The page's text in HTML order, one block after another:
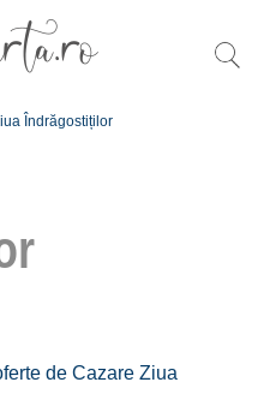
Îndrăgostiților
de Cazare Ziua